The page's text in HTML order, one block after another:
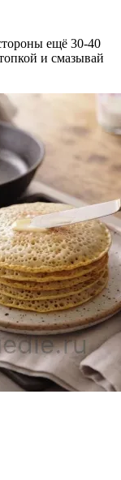
ещё 30-40
и смазывай